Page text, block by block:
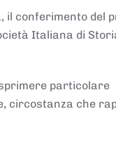
conferimento del
Italiana di
particolare
circostanza che